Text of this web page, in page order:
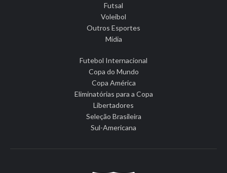
Futsal
Voleibol
Outros Esportes
Mídia
Futebol Internacional
Copa do Mundo
Copa América
Eliminatórias para a Copa
Libertadores
Seleção Brasileira
Sul-Americana